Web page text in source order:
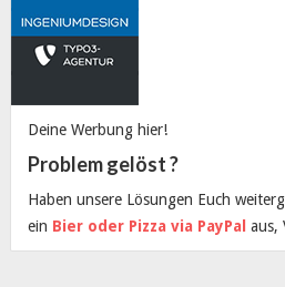
Deine Werbung hier!
Problem gelöst ?
Haben unsere Lösungen Euch
ein Bier oder Pizza via PayPal aus,